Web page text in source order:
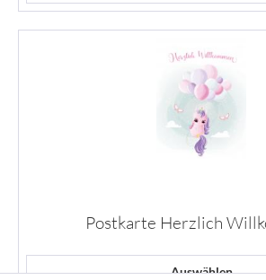
Postkarte Herzlich
Auswählen